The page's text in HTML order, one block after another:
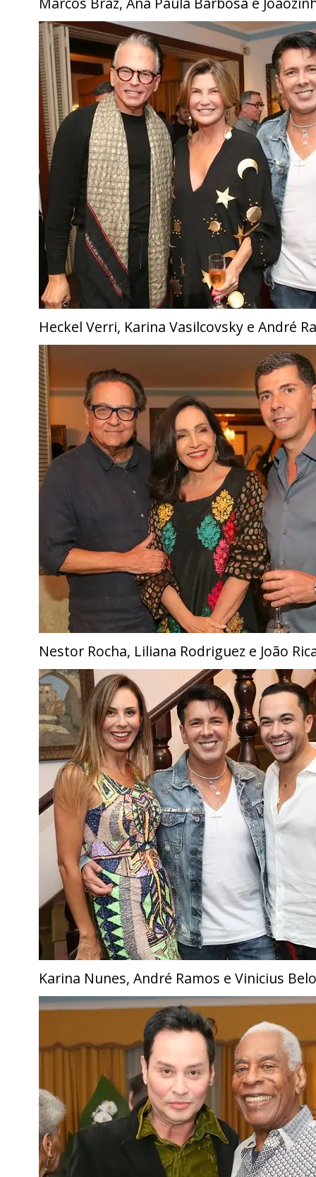
Heckel Verri, Karina Vasilcovsky e André
Nestor Rocha, Liliana Rodriguez e João
Karina Nunes, André Ramos e Vinicius Belo